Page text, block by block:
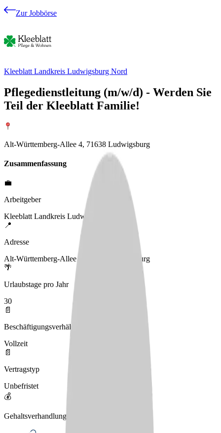
Zur Jobbörse
Kleeblatt Landkreis Ludwigsburg Nord
Pflegedienstleitung (m/w/d) - Werden Sie
Teil der Kleeblatt Familie!
Alt-Württemberg-Allee 4, 71638 Ludwigsburg
Zusammenfassung
💼
Arbeitgeber
Kleeblatt Landkreis Ludwigsburg Nord
📍
Adresse
Alt-Württemberg-Allee 4, 71638 Ludwigsburg
🌴
Urlaubstage pro Jahr
30
📄
Beschäftigungsverhältnis
Vollzeit
📄
Vertragstyp
Unbefristet
💰
Gehaltsverhandlungen